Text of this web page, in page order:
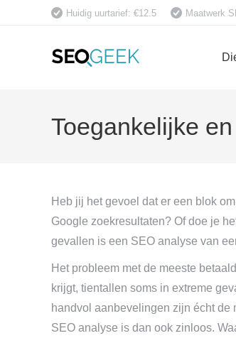
Huidig uurtarief: €12.5 Maatwerk
Toegankelijke
Heb jij het gevoel dat er een blok
Google zoekresultaten? Of doe je
gevallen is een SEO analyse van
Het probleem met de meeste
krijgt, tientallen soms in extreme
handvol aanbevelingen zijn écht de
SEO analyse is dan ook zinloos.